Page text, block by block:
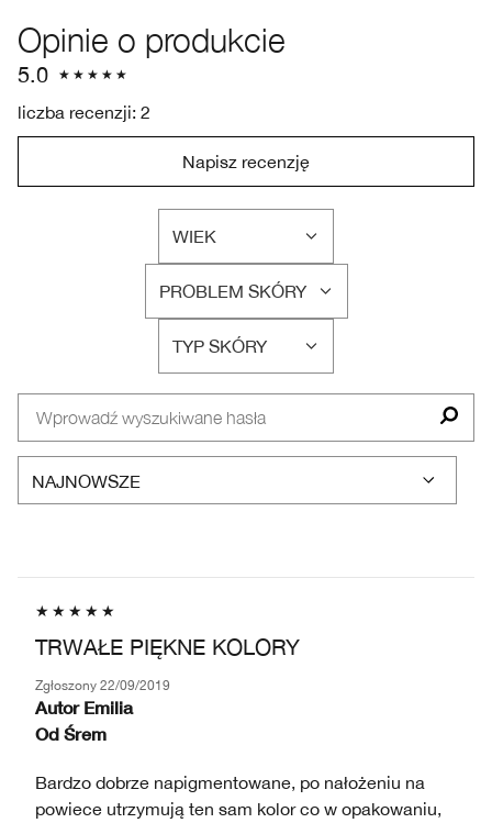
Opinie o produkcie
5.0
liczba recenzji: 2
Napisz recenzję
WIEK
FILTRUJ
RECENZJE
WEDŁUG
WIEK
PROBLEM SKÓRY
FILTRUJ
RECENZJE
WEDŁUG
PROBLEM
SKÓRY
TYP SKÓRY
FILTRUJ
RECENZJE
TYP
TRWAŁE PIĘKNE KOLORY
Zgłoszony 22/09/2019
Autor Emilia
Od Śrem
Bardzo dobrze napigmentowane, po nałożeniu na
powiece utrzymują ten sam kolor co w opakowaniu,